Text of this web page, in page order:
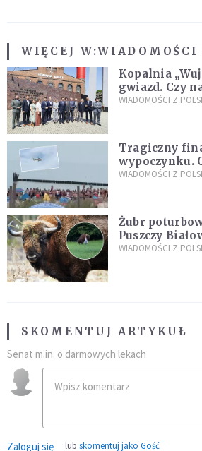
WIĘCEJ W:WIADOMOŚCI
Kopalnia
gwiazd. Czy
„Dolina
WIADOMOŚCI Z
Tragiczny
wypoczynku.
zarzuty
WIADOMOŚCI Z
Żubr
Puszczy
daje do
WIADOMOŚCI Z
SKOMENTUJ ARTYKUŁ
Senat m.in. o darmowych lekach
Zaloguj się lub skomentuj jako Gość